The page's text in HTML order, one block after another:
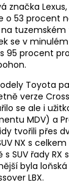
značka
o 53 procent
tuzemském
se v
95 procent
Toyota
verze
se ale i
MDV) a
tvořili přes
NX s celkem
SUV řady RX
byla loňská
LBX.